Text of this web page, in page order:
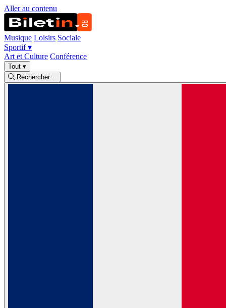
Aller au contenu
Musique Loisirs Sociale
Sportif▾
Art et Culture Conférence
Tout ▾
Rechercher…